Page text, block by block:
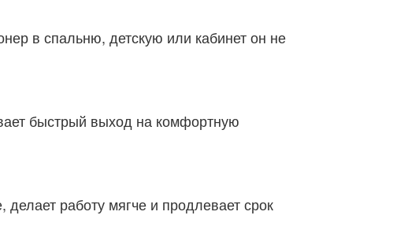
в спальню, детскую или кабинет он не
быстрый выход на комфортную
работу мягче и продлевает срок